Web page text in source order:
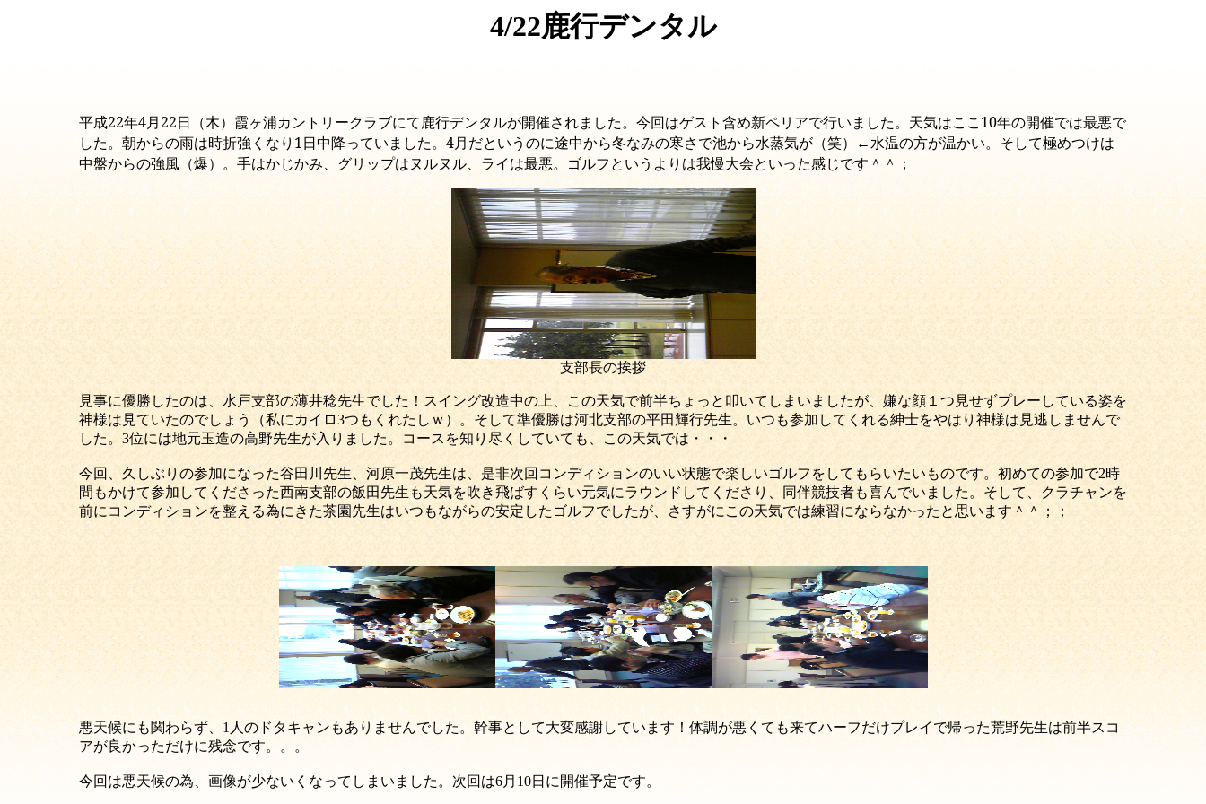
4/22鹿行デンタル
平成22年4月22日（木）霞ヶ浦カントリークラブにて鹿行デンタルが開催されました。今回はゲスト含め新ペリアで行いました。天気はここ10年の開催では最悪で
した。朝からの雨は時折強くなり1日中降っていました。4月だというのに途中から冬なみの寒さで池から水蒸気が（笑）←水温の方が温かい。そして極めつけは
中盤からの強風（爆）。手はかじかみ、グリップはヌルヌル、ライは最悪。ゴルフというよりは我慢大会といった感じです＾＾；
支部長の挨拶
見事に優勝したのは、水戸支部の薄井稔先生でした！スイング改造中の上、この天気で前半ちょっと叩いてしまいましたが、嫌な顔１つ見せずプレーしている姿を
神様は見ていたのでしょう（私にカイロ3つもくれたしｗ）。そして準優勝は河北支部の平田輝行先生。いつも参加してくれる紳士をやはり神様は見逃しませんで
した。3位には地元玉造の高野先生が入りました。コースを知り尽くしていても、この天気では・・・
今回、久しぶりの参加になった谷田川先生、河原一茂先生は、是非次回コンディションのいい状態で楽しいゴルフをしてもらいたいものです。初めての参加で2時
間もかけて参加してくださった西南支部の飯田先生も天気を吹き飛ばすくらい元気にラウンドしてくださり、同伴競技者も喜んでいました。そして、クラチャンを
前にコンディションを整える為にきた茶園先生はいつもながらの安定したゴルフでしたが、さすがにこの天気では練習にならなかったと思います＾＾；；
悪天候にも関わらず、1人のドタキャンもありませんでした。幹事として大変感謝しています！体調が悪くても来てハーフだけプレイで帰った荒野先生は前半スコ
アが良かっただけに残念です。。。
今回は悪天候の為、画像が少ないくなってしまいました。次回は6月10日に開催予定です。